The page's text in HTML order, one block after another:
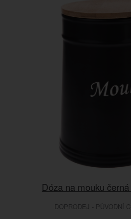
Dóza na mouku
DOPRODEJ - PŮVODNÍ